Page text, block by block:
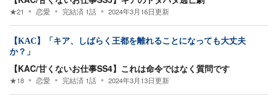
★21 恋愛 完結済 1話 2024年3月16日更新
【KAC】「キア、しばらく王都を離れることになっても大丈夫
か？」
【KAC/甘くないお仕事SS4】これは命令ではなく質問です
★18 恋愛 完結済 1話 2024年3月13日更新